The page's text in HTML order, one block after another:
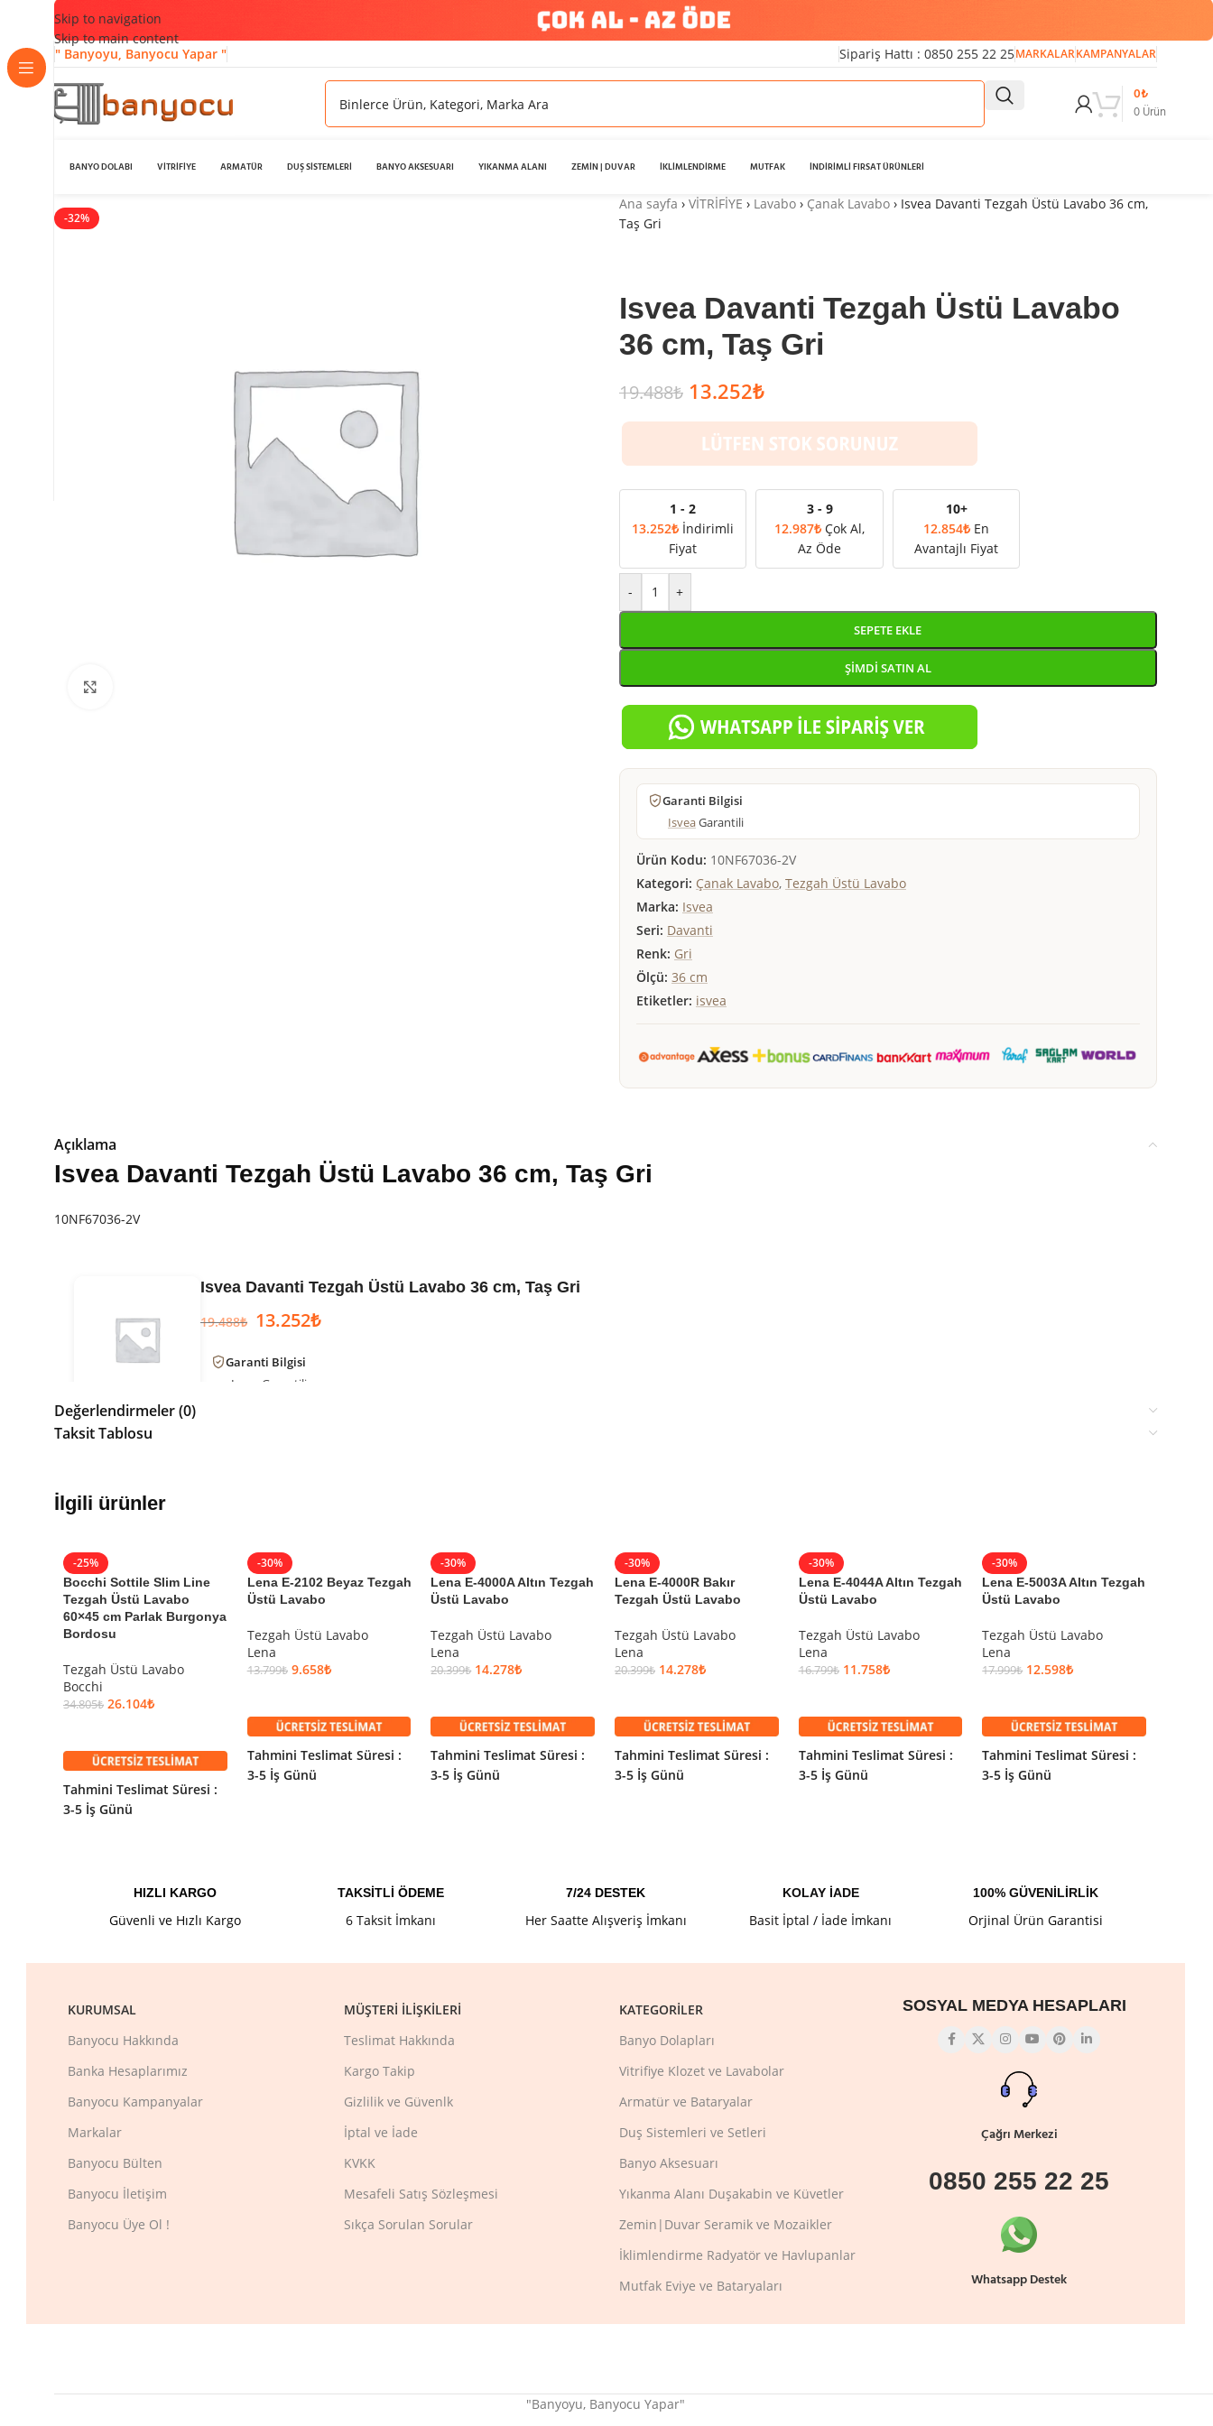
Skip to navigation
Skip to main content
" Banyoyu, Banyocu Yapar "
Sipariş Hattı : 0850 255 22 25MARKALARKAMPANYALAR
0Ürün
0₺
BANYO DOLABI VİTRİFİYE ARMATÜR DUŞ SİSTEMLERİ BANYO AKSESUARI YIKANMA ALANI ZEMİN | DUVAR İKLİMLENDİRME MUTFAK İNDİRİMLİ FIRSAT ÜRÜNLERİ
-32%
Ana sayfa › VİTRİFİYE › Lavabo› Çanak Lavabo› Isvea Davanti Tezgah Üstü Lavabo 36 cm,
Taş Gri
Isvea Davanti Tezgah Üstü Lavabo
36 cm, Taş Gri
19.488₺ 13.252₺
1 - 2
13.252₺ İndirimli
Fiyat
3 - 9
12.987₺ Çok Al,
Az Öde
10+
12.854₺ En
Avantajlı Fiyat
- +
SEPETE EKLE
ŞIMDI SATIN AL
Garanti Bilgisi
IsveaGarantili
Ürün Kodu: 10NF67036-2V
Kategori: Çanak Lavabo, Tezgah Üstü Lavabo
Marka: Isvea
Seri: Davanti
Renk: Gri
Ölçü: 36 cm
Etiketler: isvea
Açıklama
Isvea Davanti Tezgah Üstü Lavabo 36 cm, Taş Gri
10NF67036-2V
Isvea Davanti Tezgah Üstü Lavabo 36 cm, Taş Gri
19.488₺ 13.252₺
Garanti Bilgisi
Isvea
Garantili
Değerlendirmeler (0)
Taksit Tablosu
İlgili ürünler
-25%
Bocchi Sottile Slim Line
Tezgah Üstü Lavabo
60×45 cm Parlak Burgonya
Bordosu
Tezgah Üstü Lavabo
Bocchi
34.805₺ 26.104₺
Tahmini Teslimat Süresi :
3-5 İş Günü
-30%
Lena E-2102 Beyaz Tezgah
Üstü Lavabo
Tezgah Üstü Lavabo
Lena
13.799₺ 9.658₺
Tahmini Teslimat Süresi :
3-5 İş Günü
-30%
Lena E-4000A Altın Tezgah
Üstü Lavabo
Tezgah Üstü Lavabo
Lena
20.399₺ 14.278₺
Tahmini Teslimat Süresi :
3-5 İş Günü
-30%
Lena E-4000R Bakır
Tezgah Üstü Lavabo
Tezgah Üstü Lavabo
Lena
20.399₺ 14.278₺
Tahmini Teslimat Süresi :
3-5 İş Günü
-30%
Lena E-4044A Altın Tezgah
Üstü Lavabo
Tezgah Üstü Lavabo
Lena
16.799₺ 11.758₺
Tahmini Teslimat Süresi :
3-5 İş Günü
-30%
Lena E-5003A Altın Tezgah
Üstü Lavabo
Tezgah Üstü Lavabo
Lena
17.999₺ 12.598₺
Tahmini Teslimat Süresi :
3-5 İş Günü
HIZLI KARGO
Güvenli ve Hızlı Kargo
TAKSİTLİ ÖDEME
6 Taksit İmkanı
7/24 DESTEK
Her Saatte Alışveriş İmkanı
KOLAY İADE
Basit İptal / İade İmkanı
100% GÜVENİLİRLİK
Orjinal Ürün Garantisi
KURUMSAL
Banyocu Hakkında
Banka Hesaplarımız
Banyocu Kampanyalar
Markalar
Banyocu Bülten
Banyocu İletişim
Banyocu Üye Ol !
MÜŞTERI İLIŞKILERI
Teslimat Hakkında
Kargo Takip
Gizlilik ve Güvenlk
İptal ve İade
KVKK
Mesafeli Satış Sözleşmesi
Sıkça Sorulan Sorular
KATEGORILER
Banyo Dolapları
Vitrifiye Klozet ve Lavabolar
Armatür ve Bataryalar
Duş Sistemleri ve Setleri
Banyo Aksesuarı
Yıkanma Alanı Duşakabin ve Küvetler
Zemin|Duvar Seramik ve Mozaikler
İklimlendirme Radyatör ve Havlupanlar
Mutfak Eviye ve Bataryaları
SOSYAL MEDYA HESAPLARI
Çağrı Merkezi
0850 255 22 25
Whatsapp Destek
"Banyoyu, Banyocu Yapar"